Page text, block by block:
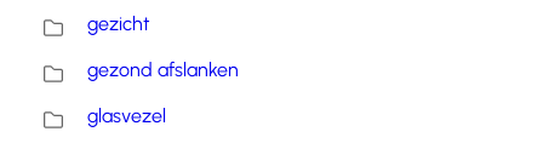
gezicht
gezond afslanken
glasvezel